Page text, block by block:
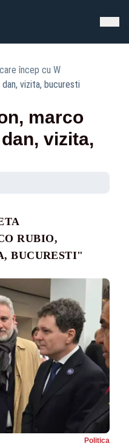
încep cu W
vizita, bucuresti
marco
vizita,
RUBIO,
BUCURESTI"
Politica